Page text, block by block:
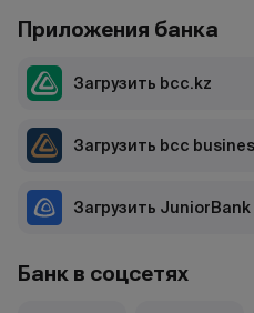
Банк в соцсетях
Приложения банка
Загрузить bcc.kz
Загрузить bcc
Загрузить JuniorBank